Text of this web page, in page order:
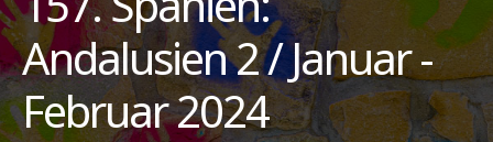
Andalusien 2 / Januar -
Februar 2024